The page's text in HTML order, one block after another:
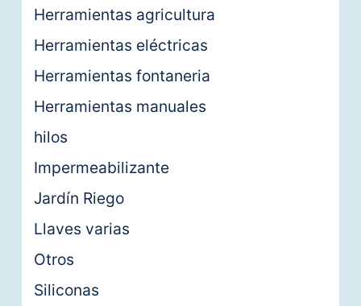
Herramientas agricultura
Herramientas eléctricas
Herramientas fontaneria
Herramientas manuales
hilos
Impermeabilizante
Jardín Riego
Llaves varias
Otros
Siliconas